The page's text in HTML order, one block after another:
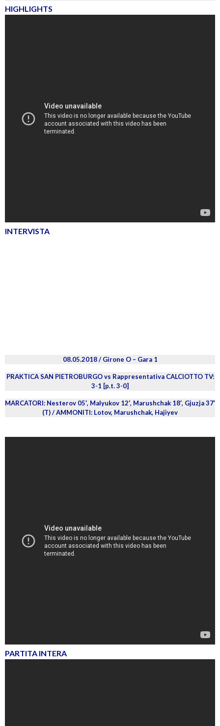
HIGHLIGHTS
INTERVISTA
08.05.2018 / Girone O – Gara 1
PRAKTICA SAN PIETROBURGO vs Rappresentativa CALCIOTTO TV:
3-1 [p.t. 3-0]
MARCATORI: Nesterov 05′, Malyukov 12′, Marushchak 18′, Gjuzja 37′
(T) / AMMONITI: Lotov, Marushchak, Hajiyev
PARTITA INTERA